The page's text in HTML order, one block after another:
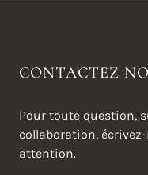
CONTACTEZ
Pour toute question,
collaboration,
attention.